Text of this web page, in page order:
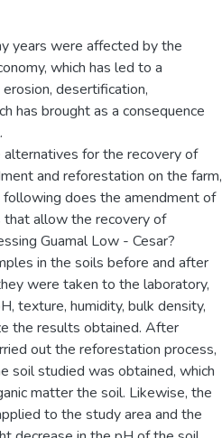
years were affected by the
which has led to a
desertification,
has brought as a consequence
for the recovery of
and reforestation on the farm,
does the amendment of
that allow the recovery of
Guamal Low - Cesar?
in the soils before and after
were taken to the laboratory,
texture, humidity, bulk density,
the results obtained. After
out the reforestation process,
soil studied was obtained, which
matter the soil. Likewise, the
to the study area and the